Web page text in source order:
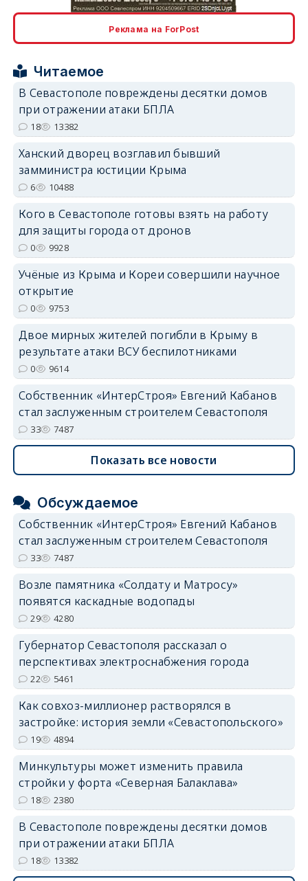
Реклама на ForPost
Читаемое
В Севастополе повреждены десятки домов
при отражении атаки БПЛА
18 13382
Ханский дворец возглавил бывший
замминистра юстиции Крыма
6 10488
Кого в Севастополе готовы взять на работу
для защиты города от дронов
0 9928
Учёные из Крыма и Кореи совершили научное
открытие
0 9753
Двое мирных жителей погибли в Крыму в
результате атаки ВСУ беспилотниками
0 9614
Собственник «ИнтерСтроя» Евгений Кабанов
стал заслуженным строителем Севастополя
33 7487
Показать все новости
Обсуждаемое
Собственник «ИнтерСтроя» Евгений Кабанов
стал заслуженным строителем Севастополя
33 7487
Возле памятника «Солдату и Матросу»
появятся каскадные водопады
29 4280
Губернатор Севастополя рассказал о
перспективах электроснабжения города
22 5461
Как совхоз-миллионер растворялся в
застройке: история земли «Севастопольского»
19 4894
Минкультуры может изменить правила
стройки у форта «Северная Балаклава»
18 2380
В Севастополе повреждены десятки домов
при отражении атаки БПЛА
18 13382